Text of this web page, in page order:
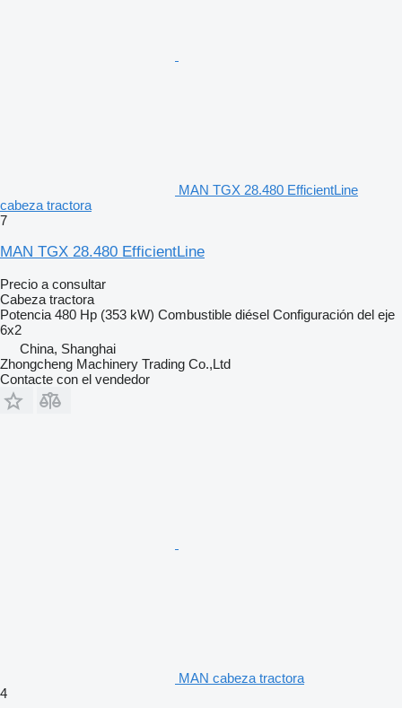
MAN TGX 28.480 EfficientLine
cabeza tractora
7
MAN TGX 28.480 EfficientLine
Precio a consultar
Cabeza tractora
Potencia 480 Hp (353 kW) Combustible diésel Configuración del eje
6x2
China, Shanghai
Zhongcheng Machinery Trading Co.,Ltd
Contacte con el vendedor
MAN cabeza tractora
4